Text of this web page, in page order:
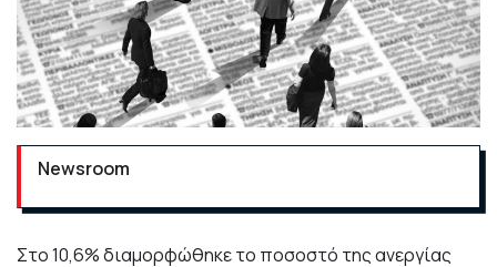
Newsroom
Στο 10,6% διαμορφώθηκε το ποσοστό της ανεργίας